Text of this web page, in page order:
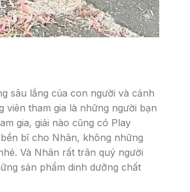
sâu lắng của con người và cảnh
tham gia là những người bạn
gia, giải nào cũng có Play
bĩ cho Nhân, không những
Và Nhân rất trân quý người
sản phẩm dinh dưỡng chất